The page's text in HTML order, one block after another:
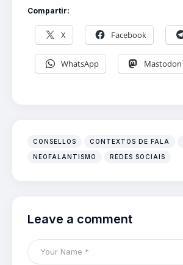
Compartir:
X Facebook
WhatsApp Mastodon
CONSELLOS CONTEXTOS DE FALA
NEOFALANTISMO REDES SOCIAIS
Leave a comment